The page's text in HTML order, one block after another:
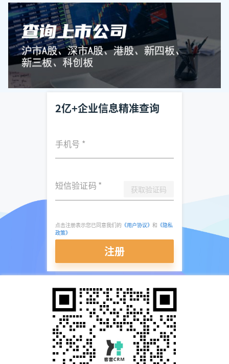
2亿+企业信息精准查询
手机号 *
短信验证码 * 获取验证码
点击注册表示您已同意我们的 《用户协议》 和 《隐私
政策》
注册